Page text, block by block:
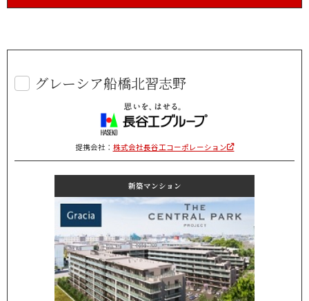
グレーシア船橋北習志野
提携会社： 株式会社長谷工コーポレーション
新築マンション